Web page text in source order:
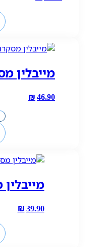
של
מייבלין
₪46.90
-
של
₪39.90
של